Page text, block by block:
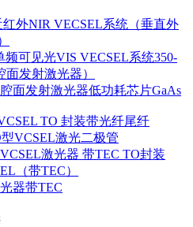
外NIR VECSEL系统（垂直外
频可见光VIS VECSEL系统350-
面发射激光器）
面发射激光器低功耗芯片GaAs
TO 封装带光纤尾纤
VCSEL激光二极管
VCSEL激光器 带TEC TO封装
（带TEC）
器带TEC